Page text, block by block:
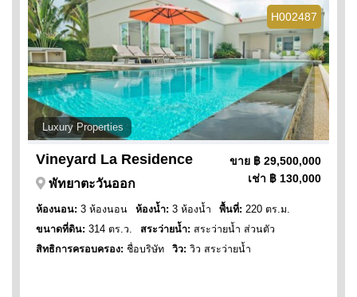
H002487
Luxury Properties
Vineyard La Residence ขาย ฿ 29,500,000
เช่า ฿ 130,000
พัทยาตะวันออก
ห้องนอน: 3 ห้องนอน ห้องน้ำ: 3 ห้องน้ำ พื้นที่: 220 ตร.ม.
ขนาดที่ดิน: 314 ตร.ว. สระว่ายน้ำ: สระว่ายน้ำ ส่วนตัว
สิทธิการครอบครอง: ชื่อบริษัท วิว: วิว สระว่ายน้ำ